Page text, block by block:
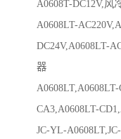
A0608T-DC12V,风
A0608LT-
DC24V,A0608LT-
器
CA3,A0608LT-
JC-YL-